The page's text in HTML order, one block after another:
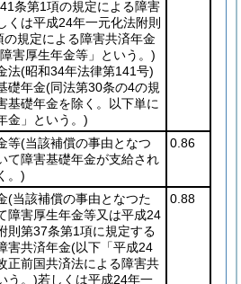
条第1項の規定による障害
くは平成24年一元化法附則
の規定による障害共済年金
害厚生年金等」という。)
法(昭和34年法律第141号)
礎年金(同法第30条の4の規
基礎年金を除く。以下単に
金」という。)
等(当該補償の事由となつ
て障害基礎年金が支給され
。)
0.86
(当該補償の事由となつた
障害厚生年金等又は平成24
則第37条第1項に規定する
害共済年金(以下「平成24
正前国共済法による障害共
う。)若しくは平成24年一
0.88